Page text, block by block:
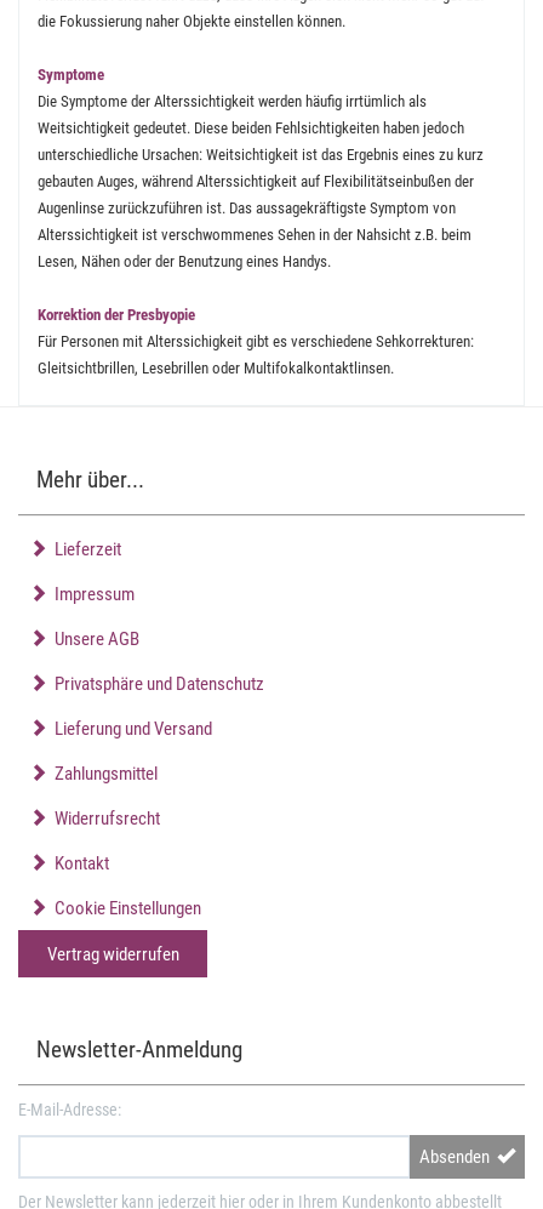
die Fokussierung naher Objekte einstellen können.
Symptome
Die Symptome der Alterssichtigkeit werden häufig irrtümlich als
Weitsichtigkeit gedeutet. Diese beiden Fehlsichtigkeiten haben jedoch
unterschiedliche Ursachen: Weitsichtigkeit ist das Ergebnis eines zu kurz
gebauten Auges, während Alterssichtigkeit auf Flexibilitätseinbußen der
Augenlinse zurückzuführen ist. Das aussagekräftigste Symptom von
Alterssichtigkeit ist verschwommenes Sehen in der Nahsicht z.B. beim
Lesen, Nähen oder der Benutzung eines Handys.
Korrektion der Presbyopie
Für Personen mit Alterssichigkeit gibt es verschiedene Sehkorrekturen:
Gleitsichtbrillen, Lesebrillen oder Multifokalkontaktlinsen.
Mehr über...
Lieferzeit
Impressum
Unsere AGB
Privatsphäre und Datenschutz
Lieferung und Versand
Zahlungsmittel
Widerrufsrecht
Kontakt
Cookie Einstellungen
Vertrag widerrufen
Newsletter-Anmeldung
E-Mail-Adresse:
Absenden
Der Newsletter kann jederzeit hier oder in Ihrem Kundenkonto abbestellt